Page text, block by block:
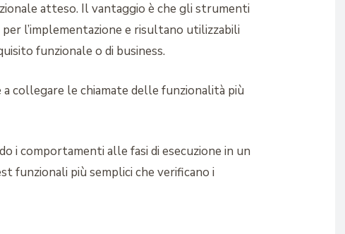
atteso. Il vantaggio è che gli strumenti
l’implementazione e risultano utilizzabili
funzionale o di business.
collegare le chiamate delle funzionalità più
i comportamenti alle fasi di esecuzione in un
funzionali più semplici che verificano i